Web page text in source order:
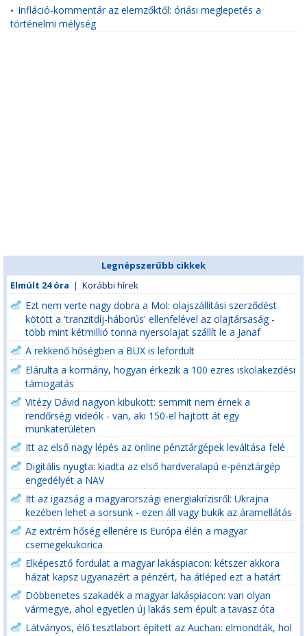
• Infláció-kommentár az elemzőktől: óriási meglepetés a
történelmi mélység
Legnépszerűbb cikkek
Elmúlt 24 óra | Korábbi hírek
Ezt nem verte nagy dobra a Mol: olajszállítási szerződést
kötött a 'tranzitdíj-háborús' ellenfelével az olajtársaság -
több mint kétmillió tonna nyersolajat szállít le a Janaf
A rekkenő hőségben a BUX is lefordult
Elárulta a kormány, hogyan érkezik a 100 ezres iskolakezdési
támogatás
Vitézy Dávid nagyon kibukott: semmit nem érnek a
rendőrségi videók - van, aki 150-el hajtott át egy
munkaterületen
Itt az első nagy lépés az online pénztárgépek leváltása felé
Digitális nyugta: kiadta az első hardveralapú e-pénztárgép
engedélyét a NAV
Itt az igazság a magyarországi energiakrízisről: Ukrajna
kezében lehet a sorsunk - ezen áll vagy bukik az áramellátás
Az extrém hőség ellenére is Európa élén a magyar
csemegekukorica
Elképesztő fordulat a magyar lakáspiacon: kétszer akkora
házat kapsz ugyanazért a pénzért, ha átléped ezt a határt
Döbbenetes szakadék a magyar lakáspiacon: van olyan
vármegye, ahol egyetlen új lakás sem épült a tavasz óta
Látványos, élő tesztlabort épített az Auchan: elmondták, hol